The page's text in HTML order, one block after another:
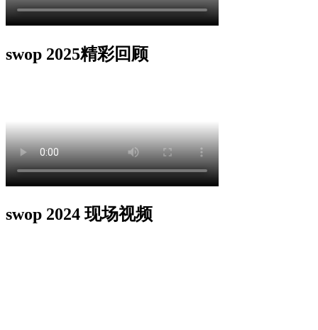
swop 2025精彩回顾
swop 2024 现场视频